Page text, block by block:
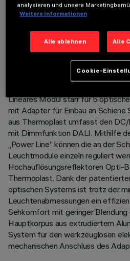
TECHNISCHE DATEN
LETZTES UPDATE: 03.08.2026
Lineares Modul starr für 5
mit Adapter für Einbau an Schiene
aus Thermoplast umfasst den
mit Dimmfunktion DALI. Mithilfe
„Power Line“ können die an der
Leuchtmodule einzeln reguliert
Hochauflösungsreflektoren Opti-
Thermoplast. Dank der
optischen Systems ist trotz der
Leuchtenabmessungen ein
Sehkomfort mit geringer
Hauptkorpus aus extrudiertem
System für den werkzeuglosen
mechanischen Anschluss des
analysieren und unsere
Weitere Informationen
Alle ablehnen Alle
Cookie-